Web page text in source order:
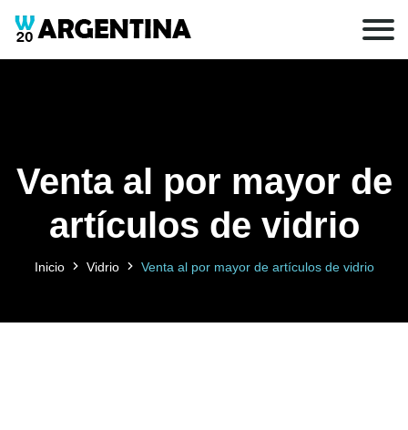
Venta al por mayor de
artículos de vidrio
Inicio Vidrio Venta al por mayor de artículos de vidrio